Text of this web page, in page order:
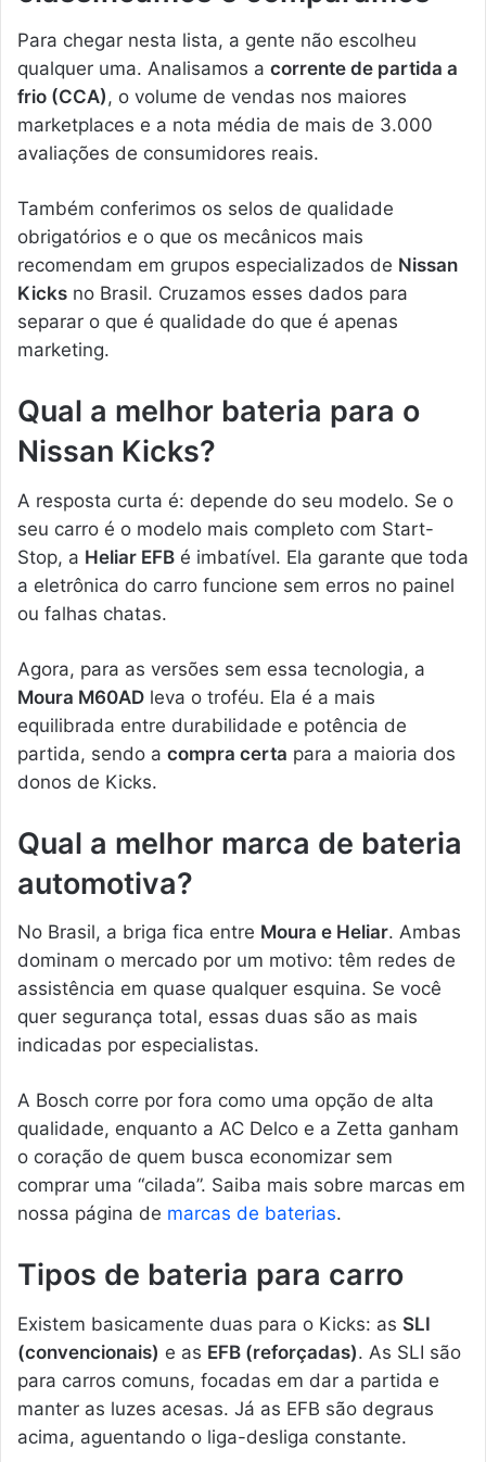
Para chegar nesta lista, a gente não escolheu
qualquer uma. Analisamos a corrente de partida a
frio (CCA), o volume de vendas nos maiores
marketplaces e a nota média de mais de 3.000
avaliações de consumidores reais.
Também conferimos os selos de qualidade
obrigatórios e o que os mecânicos mais
recomendam em grupos especializados de Nissan
Kicks no Brasil. Cruzamos esses dados para
separar o que é qualidade do que é apenas
marketing.
Qual a melhor bateria para o
Nissan Kicks?
A resposta curta é: depende do seu modelo. Se o
seu carro é o modelo mais completo com Start-
Stop, a Heliar EFB é imbatível. Ela garante que toda
a eletrônica do carro funcione sem erros no painel
ou falhas chatas.
Agora, para as versões sem essa tecnologia, a
Moura M60AD leva o troféu. Ela é a mais
equilibrada entre durabilidade e potência de
partida, sendo a compra certa para a maioria dos
donos de Kicks.
Qual a melhor marca de bateria
automotiva?
No Brasil, a briga fica entre Moura e Heliar. Ambas
dominam o mercado por um motivo: têm redes de
assistência em quase qualquer esquina. Se você
quer segurança total, essas duas são as mais
indicadas por especialistas.
A Bosch corre por fora como uma opção de alta
qualidade, enquanto a AC Delco e a Zetta ganham
o coração de quem busca economizar sem
comprar uma “cilada”. Saiba mais sobre marcas em
nossa página de marcas de baterias.
Tipos de bateria para carro
Existem basicamente duas para o Kicks: as SLI
(convencionais) e as EFB (reforçadas). As SLI são
para carros comuns, focadas em dar a partida e
manter as luzes acesas. Já as EFB são degraus
acima, aguentando o liga-desliga constante.